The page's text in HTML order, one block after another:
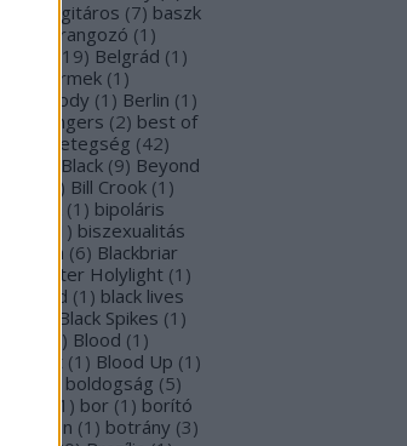
basszusgitáros (7) baszk
beharangozó (1 )
19) Belgrád (1 )
gyermek (1 )
Ben Moody (1 ) Berlin (1 )
Zangers (2) best of
betegség (42)
The Black (9) Beyond
) Bill Crook (1 )
(1 ) bipoláris
) biszexualitás
(6) Blackbriar
Blackwater Holylight (1 )
Gold (1 ) black lives
Black Spikes (1 )
) Blood (1 )
Blast (1 ) Blood Up (1 )
boldogság (5)
1 ) bor (1 ) borító
Bosorkun (1 ) botrány (3)